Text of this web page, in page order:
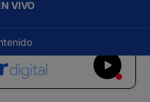
VIVO